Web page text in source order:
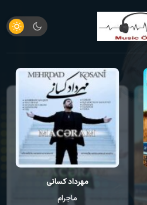
مهرداد کسانی
اقیانوس